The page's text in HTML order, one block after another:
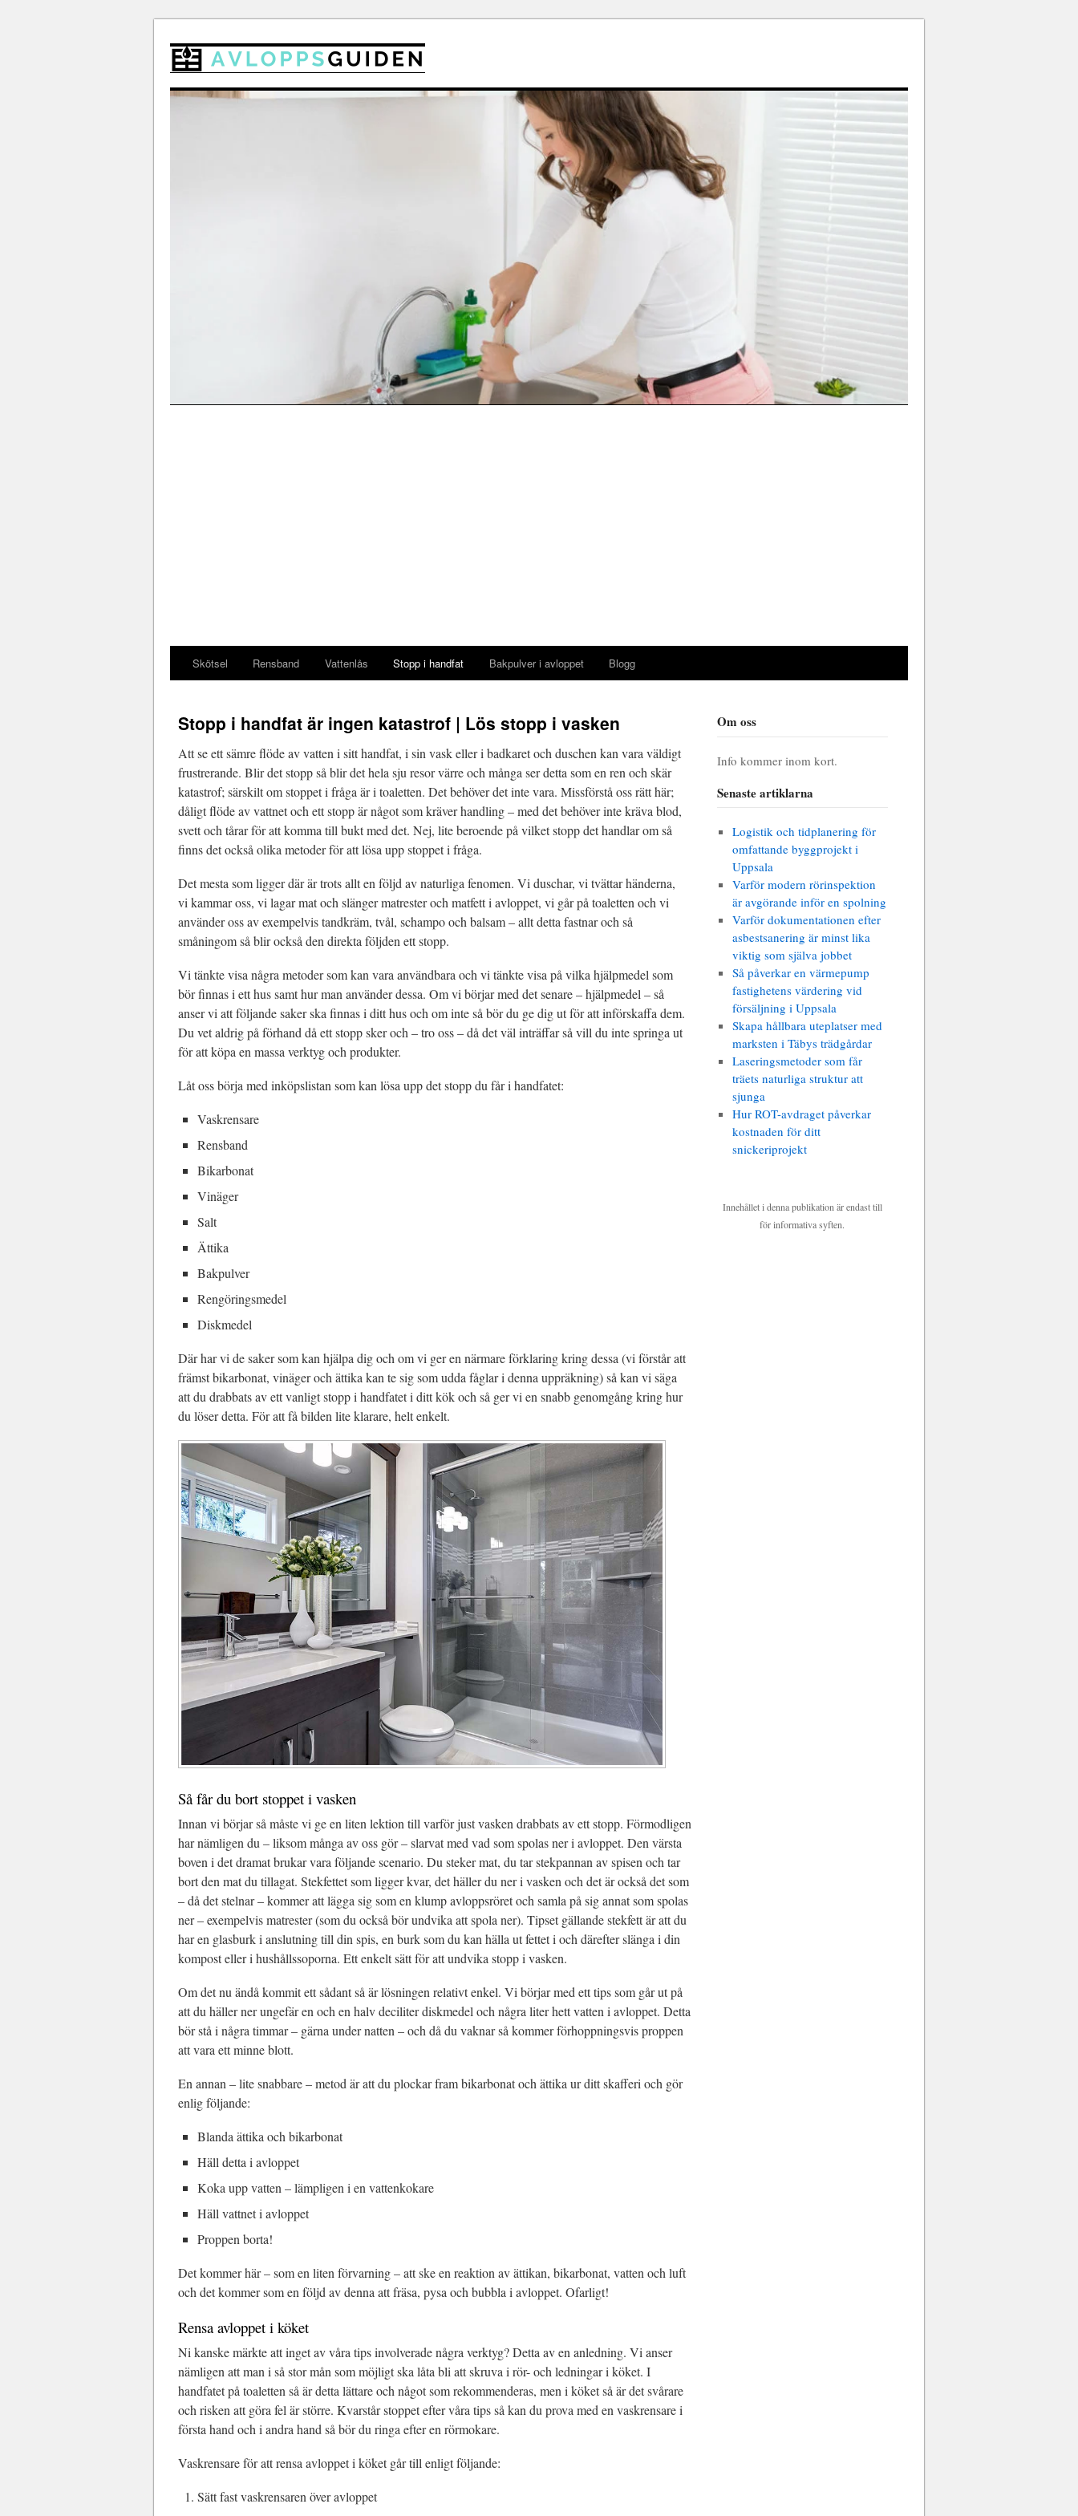
Skötsel Rensband Vattenlås Stopp i handfat Bakpulver i avloppet Blogg
Stopp i handfat är ingen katastrof | Lös stopp i vasken
Att se ett sämre flöde av vatten i sitt handfat, i sin vask eller i badkaret och duschen kan vara väldigt
frustrerande. Blir det stopp så blir det hela sju resor värre och många ser detta som en ren och skär
katastrof; särskilt om stoppet i fråga är i toaletten. Det behöver det inte vara. Missförstå oss rätt här;
dåligt flöde av vattnet och ett stopp är något som kräver handling – med det behöver inte kräva blod,
svett och tårar för att komma till bukt med det. Nej, lite beroende på vilket stopp det handlar om så
finns det också olika metoder för att lösa upp stoppet i fråga.
Det mesta som ligger där är trots allt en följd av naturliga fenomen. Vi duschar, vi tvättar händerna,
vi kammar oss, vi lagar mat och slänger matrester och matfett i avloppet, vi går på toaletten och vi
använder oss av exempelvis tandkräm, tvål, schampo och balsam – allt detta fastnar och så
småningom så blir också den direkta följden ett stopp.
Vi tänkte visa några metoder som kan vara användbara och vi tänkte visa på vilka hjälpmedel som
bör finnas i ett hus samt hur man använder dessa. Om vi börjar med det senare – hjälpmedel – så
anser vi att följande saker ska finnas i ditt hus och om inte så bör du ge dig ut för att införskaffa dem.
Du vet aldrig på förhand då ett stopp sker och – tro oss – då det väl inträffar så vill du inte springa ut
för att köpa en massa verktyg och produkter.
Låt oss börja med inköpslistan som kan lösa upp det stopp du får i handfatet:
Vaskrensare
Rensband
Bikarbonat
Vinäger
Salt
Ättika
Bakpulver
Rengöringsmedel
Diskmedel
Där har vi de saker som kan hjälpa dig och om vi ger en närmare förklaring kring dessa (vi förstår att
främst bikarbonat, vinäger och ättika kan te sig som udda fåglar i denna uppräkning) så kan vi säga
att du drabbats av ett vanligt stopp i handfatet i ditt kök och så ger vi en snabb genomgång kring hur
du löser detta. För att få bilden lite klarare, helt enkelt.
Så får du bort stoppet i vasken
Innan vi börjar så måste vi ge en liten lektion till varför just vasken drabbats av ett stopp. Förmodligen
har nämligen du – liksom många av oss gör – slarvat med vad som spolas ner i avloppet. Den värsta
boven i det dramat brukar vara följande scenario. Du steker mat, du tar stekpannan av spisen och tar
bort den mat du tillagat. Stekfettet som ligger kvar, det häller du ner i vasken och det är också det som
– då det stelnar – kommer att lägga sig som en klump avloppsröret och samla på sig annat som spolas
ner – exempelvis matrester (som du också bör undvika att spola ner). Tipset gällande stekfett är att du
har en glasburk i anslutning till din spis, en burk som du kan hälla ut fettet i och därefter slänga i din
kompost eller i hushållssoporna. Ett enkelt sätt för att undvika stopp i vasken.
Om det nu ändå kommit ett sådant så är lösningen relativt enkel. Vi börjar med ett tips som går ut på
att du häller ner ungefär en och en halv deciliter diskmedel och några liter hett vatten i avloppet. Detta
bör stå i några timmar – gärna under natten – och då du vaknar så kommer förhoppningsvis proppen
att vara ett minne blott.
En annan – lite snabbare – metod är att du plockar fram bikarbonat och ättika ur ditt skafferi och gör
enlig följande:
Blanda ättika och bikarbonat
Häll detta i avloppet
Koka upp vatten – lämpligen i en vattenkokare
Häll vattnet i avloppet
Proppen borta!
Det kommer här – som en liten förvarning – att ske en reaktion av ättikan, bikarbonat, vatten och luft
och det kommer som en följd av denna att fräsa, pysa och bubbla i avloppet. Ofarligt!
Rensa avloppet i köket
Ni kanske märkte att inget av våra tips involverade några verktyg? Detta av en anledning. Vi anser
nämligen att man i så stor mån som möjligt ska låta bli att skruva i rör- och ledningar i köket. I
handfatet på toaletten så är detta lättare och något som rekommenderas, men i köket så är det svårare
och risken att göra fel är större. Kvarstår stoppet efter våra tips så kan du prova med en vaskrensare i
första hand och i andra hand så bör du ringa efter en rörmokare.
Vaskrensare för att rensa avloppet i köket går till enligt följande:
Sätt fast vaskrensaren över avloppet
Om oss
Info kommer inom kort.
Senaste artiklarna
Logistik och tidplanering för
omfattande byggprojekt i
Uppsala
Varför modern rörinspektion
är avgörande inför en spolning
Varför dokumentationen efter
asbestsanering är minst lika
viktig som själva jobbet
Så påverkar en värmepump
fastighetens värdering vid
försäljning i Uppsala
Skapa hållbara uteplatser med
marksten i Täbys trädgårdar
Laseringsmetoder som får
träets naturliga struktur att
sjunga
Hur ROT-avdraget påverkar
kostnaden för ditt
snickeriprojekt
Innehållet i denna publikation är endast till
för informativa syften.